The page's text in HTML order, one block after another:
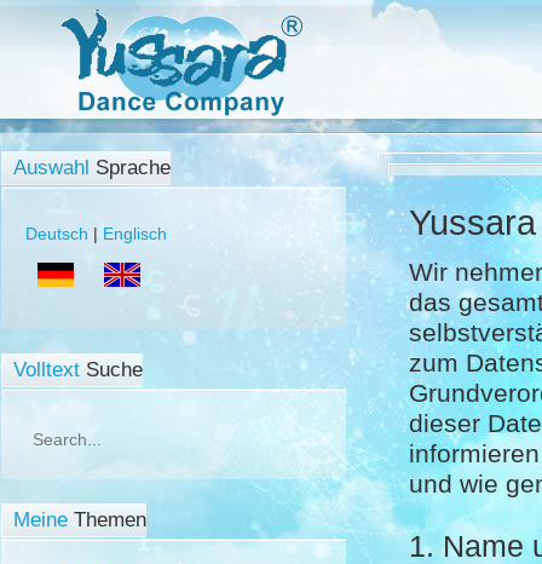
Wir
das
zum
dieser
und wie
1. Name
Auswahl Sprache
Deutsch | Englisch
VolltextSuche
MeineThemen